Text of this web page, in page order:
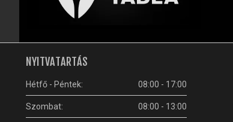
NYITVATARTÁS
Hétfő - Péntek: 08:00 - 17:00
Szombat: 08:00 - 13:00